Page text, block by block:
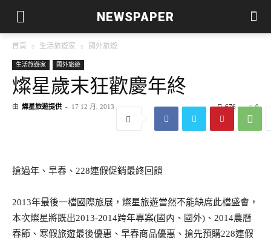
NEWSPAPER
首頁 生活旅遊家 國外旅遊
生活旅遊家 國外旅遊
燦星歲末狂歡慶年終
由 燦星旅遊提供 - 17 12 月, 2013 0
676
搶過年、早春、228連假促銷最終回饋
2013年最後一檔國際旅展，燦星旅遊當然不能缺席此檔盛會，
本次燦星將既出2013-2014跨年專案(國內、國外)、2014農曆
春節、寒假旅遊最後優惠、早春商品優惠、搶先預購228連假